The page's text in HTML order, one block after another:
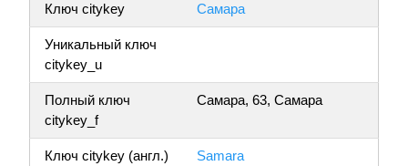
Ключ citykey Самара
Уникальный ключ
citykey_u
Полный ключ
citykey_f
Самара, 63, Самара
Ключ citykey (англ.) Samara